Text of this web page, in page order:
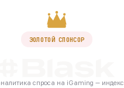
ЗОЛОТОЙ СПОНСОР
спроса на iGaming — индекс,